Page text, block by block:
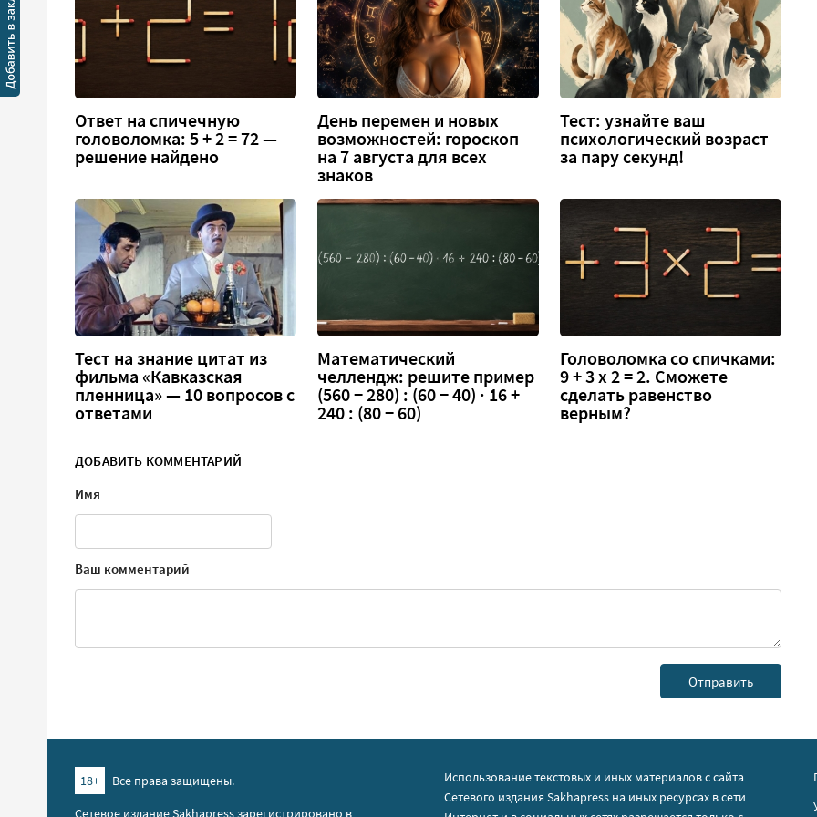
Ответ на спичечную
головоломка: 5 + 2 = 72 —
решение найдено
День перемен и новых
возможностей: гороскоп
на 7 августа для всех
знаков
Тест: узнайте ваш
психологический возраст
за пару секунд!
Тест на знание цитат из
фильма «Кавказская
пленница» — 10 вопросов с
ответами
Математический
челлендж: решите пример
(560 − 280) : (60 − 40) · 16 +
240 : (80 − 60)
Головоломка со спичками:
9 + 3 х 2 = 2. Сможете
сделать равенство
верным?
ДОБАВИТЬ КОММЕНТАРИЙ
Имя
Ваш комментарий
18+
Все права защищены.
Использование текстовых и иных материалов с сайта
Сетевого издания Sakhapress на иных ресурсах в сети